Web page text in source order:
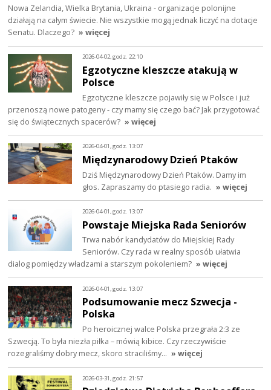
Nowa Zelandia, Wielka Brytania, Ukraina - organizacje polonijne
działają na całym świecie. Nie wszystkie mogą jednak liczyć na dotacje
Senatu. Dlaczego? » więcej
2026-04-02, godz. 22:10
Egzotyczne kleszcze atakują w
Polsce
Egzotyczne kleszcze pojawiły się w Polsce i już
przenoszą nowe patogeny - czy mamy się czego bać? Jak przygotować
się do świątecznych spacerów? » więcej
2026-04-01, godz. 13:07
Międzynarodowy Dzień Ptaków
Dziś Międzynarodowy Dzień Ptaków. Damy im
głos. Zapraszamy do ptasiego radia. » więcej
2026-04-01, godz. 13:07
Powstaje Miejska Rada Seniorów
Trwa nabór kandydatów do Miejskiej Rady
Seniorów. Czy rada w realny sposób ułatwia
dialog pomiędzy władzami a starszym pokoleniem? » więcej
2026-04-01, godz. 13:07
Podsumowanie mecz Szwecja -
Polska
Po heroicznej walce Polska przegrała 2:3 ze
Szwecją. To była niezła piłka – mówią kibice. Czy rzeczywiście
rozegraliśmy dobry mecz, skoro straciliśmy… » więcej
2026-03-31, godz. 21:57